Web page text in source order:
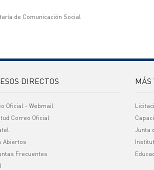
de Comunicación Social
DIRECTOS
Oficial - Webmail
Correo Oficial
Abiertos
Frecuentes
MÁS
Junta